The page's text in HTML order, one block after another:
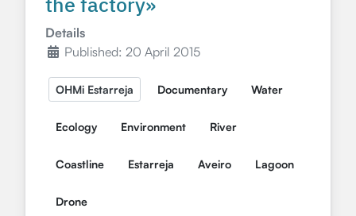
Details
Published: 20 April 2015
OHMi Estarreja Documentary Water
Ecology Environment River
Coastline Estarreja Aveiro Lagoon
Drone